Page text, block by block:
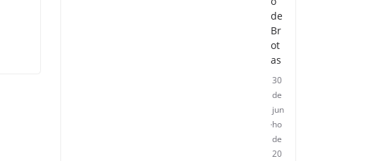
de
Br
ot
as
30
de
jun
ho
de
20